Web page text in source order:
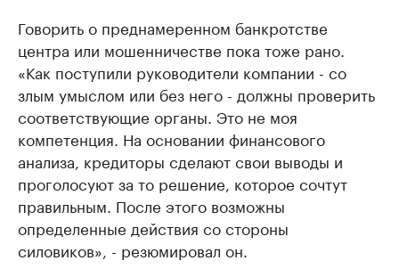
Говорить о преднамеренном банкротстве
центра или мошенничестве пока тоже рано.
«Как поступили руководители компании - со
злым умыслом или без него - должны проверить
соответствующие органы. Это не моя
компетенция. На основании финансового
анализа, кредиторы сделают свои выводы и
проголосуют за то решение, которое сочтут
правильным. После этого возможны
определенные действия со стороны
силовиков», - резюмировал он.